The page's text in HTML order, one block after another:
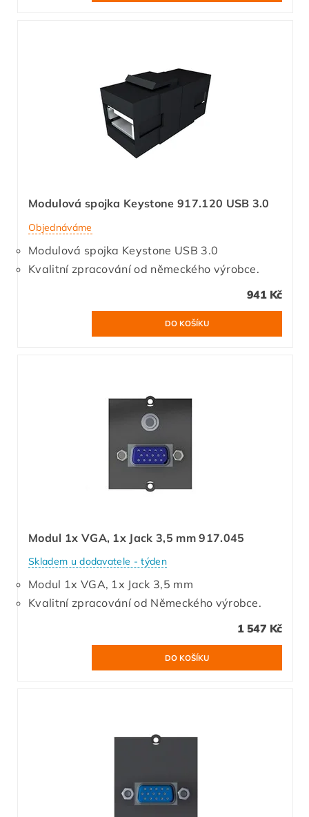
Modulová spojka Keystone 917.120 USB 3.0
Objednáváme
Modulová spojka Keystone USB 3.0
Kvalitní zpracování od německého výrobce.
941 Kč
Modul 1x VGA, 1x Jack 3,5 mm 917.045
Skladem u dodavatele - týden
Modul 1x VGA, 1x Jack 3,5 mm
Kvalitní zpracování od Německého výrobce.
1 547 Kč